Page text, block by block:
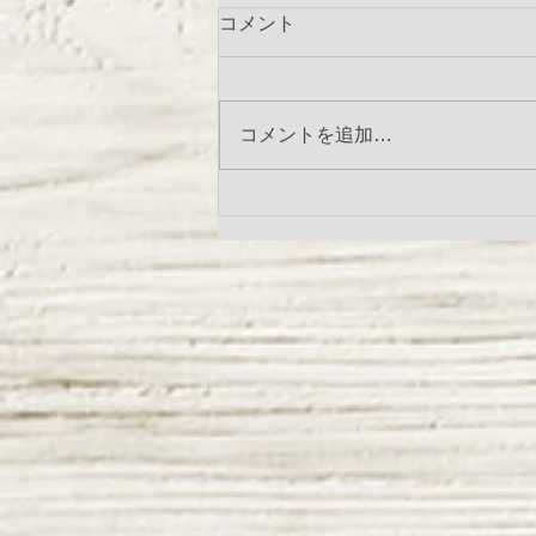
ンバーテッドロゴプリント）
入荷
コメント
コメントを追加…